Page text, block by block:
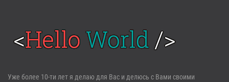
Войти
Уже более 10-ти лет я делаю для Вас и делюсь с Вами своими